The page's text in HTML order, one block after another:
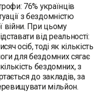
76% українців
з бездомністю
війни. При цьому
від реальності:
осіб, тоді як кількість
для бездомних сягає
бездомних, з
до закладів, за
мільйон.